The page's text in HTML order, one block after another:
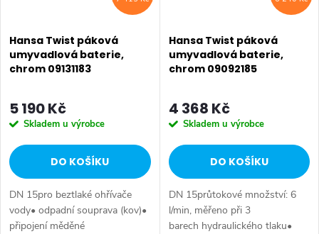
Hansa Twist páková
umyvadlová baterie,
chrom 09131183
5 190 Kč
Skladem u výrobce
DO KOŠÍKU
DN 15pro beztlaké ohřívače
vody• odpadní souprava (kov)•
připojení měděné
Hansa Twist páková
umyvadlová baterie,
chrom 09092185
4 368 Kč
Skladem u výrobce
DO KOŠÍKU
DN 15průtokové množství: 6
l/min, měřeno při 3
barech hydraulického tlaku•